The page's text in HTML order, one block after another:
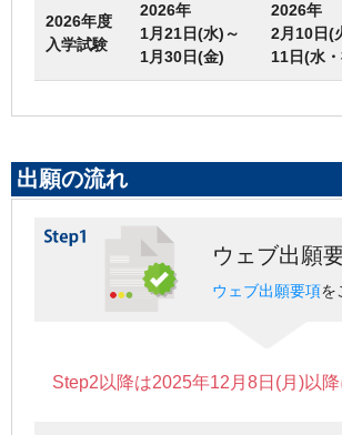
2026年度
入学試験
2026年
1月21日(水)～
1月30日(金)
2026年
2月10日(
11日(水
出願の流れ
ウェブ出願
ウェブ出願要項を
Step2以降は2025年12月8日(月)以